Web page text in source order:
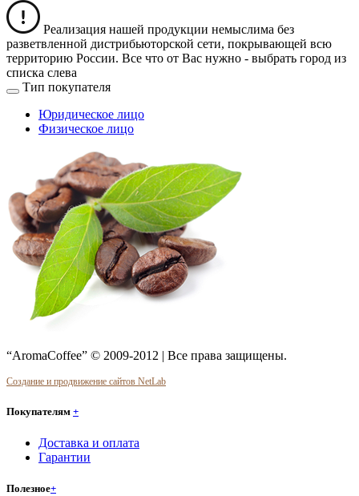
Реализация нашей продукции немыслима без
разветвленной дистрибьюторской сети, покрывающей всю
территорию России. Все что от Вас нужно - выбрать город из
списка слева
Тип покупателя
Юридическое лицо
Физическое лицо
“AromaCoffee” © 2009-2012 | Все права защищены.
Создание и продвижение сайтов NetLab
Покупателям +
Доставка и оплата
Гарантии
Полезное+